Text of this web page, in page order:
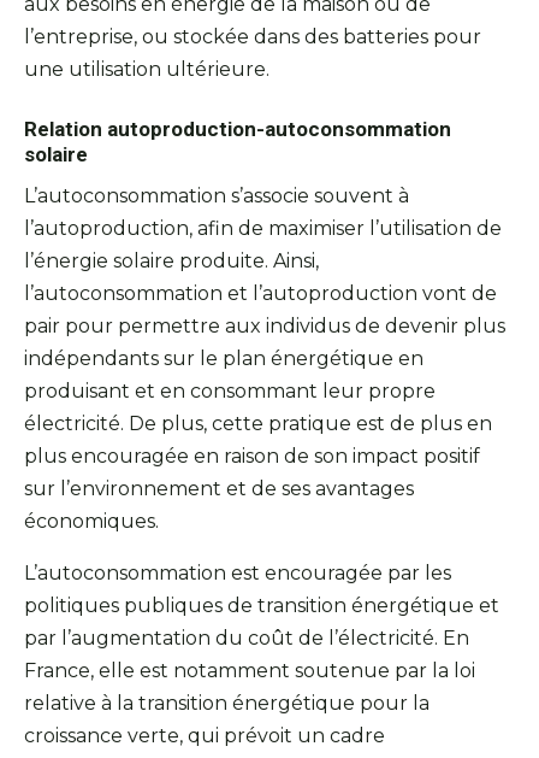
l’entreprise, ou stockée dans des batteries pour
une utilisation ultérieure.
Relation autoproduction-autoconsommation
solaire
L’autoconsommation s’associe souvent à
l’autoproduction, afin de maximiser l’utilisation de
l’énergie solaire produite. Ainsi,
l’autoconsommation et l’autoproduction vont de
pair pour permettre aux individus de devenir plus
indépendants sur le plan énergétique en
produisant et en consommant leur propre
électricité. De plus, cette pratique est de plus en
plus encouragée en raison de son impact positif
sur l’environnement et de ses avantages
économiques.
L’autoconsommation est encouragée par les
politiques publiques de transition énergétique et
par l’augmentation du coût de l’électricité. En
France, elle est notamment soutenue par la loi
relative à la transition énergétique pour la
croissance verte, qui prévoit un cadre